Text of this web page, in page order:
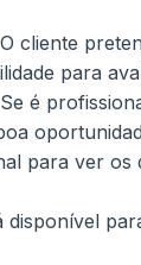
cliente
para
é
para ver os
disponível